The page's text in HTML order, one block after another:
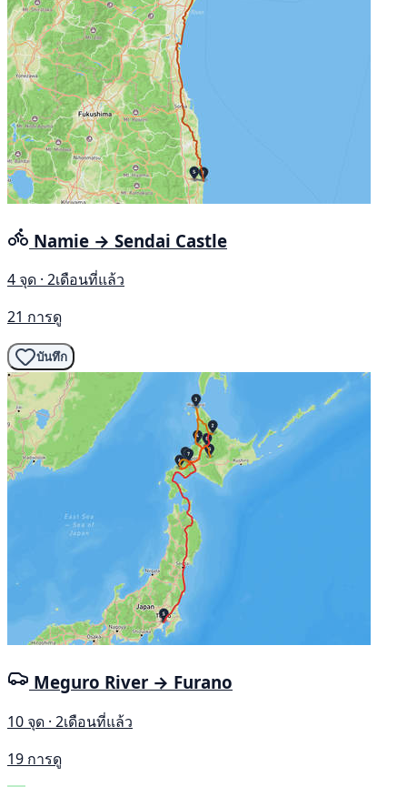
Namie → Sendai Castle
4 จุด · 2เดือนที่แล้ว
21 การดู
บันทึก
Meguro River → Furano
10 จุด · 2เดือนที่แล้ว
19 การดู